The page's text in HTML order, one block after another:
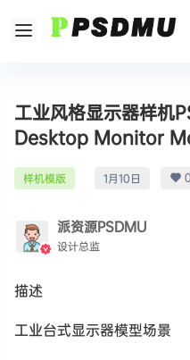
工业风格显示器样机
Desktop Monitor
样机模版 1月10日 0
派资源PSDMU
设计总监
描述
工业台式显示器模型场景